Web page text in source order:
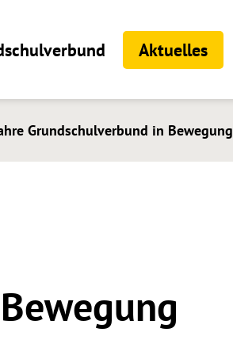
Aktuelles
Grundschulverbund in Bewegung